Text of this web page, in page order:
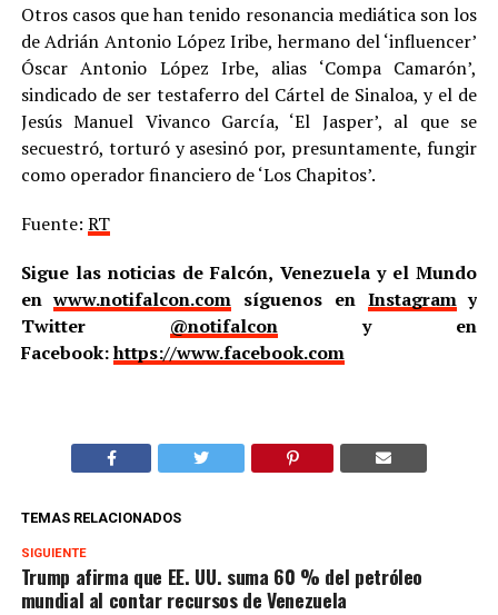
Otros casos que han tenido resonancia mediática son los
de Adrián Antonio López Iribe, hermano del ‘influencer’
Óscar Antonio López Irbe, alias ‘Compa Camarón’,
sindicado de ser testaferro del Cártel de Sinaloa, y el de
Jesús Manuel Vivanco García, ‘El Jasper’, al que se
secuestró, torturó y asesinó por, presuntamente, fungir
como operador financiero de ‘Los Chapitos’.
Fuente: RT
Sigue las noticias de Falcón, Venezuela y el Mundo
enwww.notifalcon.com síguenos en Instagramy
Twitter @notifalcony en
Facebook:https://www.facebook.com
TEMAS RELACIONADOS
SIGUIENTE
Trump afirma que EE. UU. suma 60 % del petróleo
mundial al contar recursos de Venezuela